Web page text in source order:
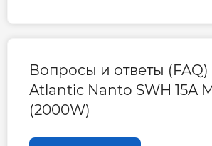
Вопросы и ответы
Atlantic Nanto SWH 15A
(2000W)